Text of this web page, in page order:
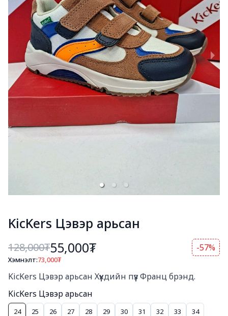
KicKers Цэвэр арьсан
128,000₮55,000₮ -57%
Хэмнэлт:73,000₮
KicKers Цэвэр арьсан Хүүхдийн пүүз Франц брэнд.
KicKers Цэвэр арьсан
24 25 26 27 28 29 30 31 32 33 34